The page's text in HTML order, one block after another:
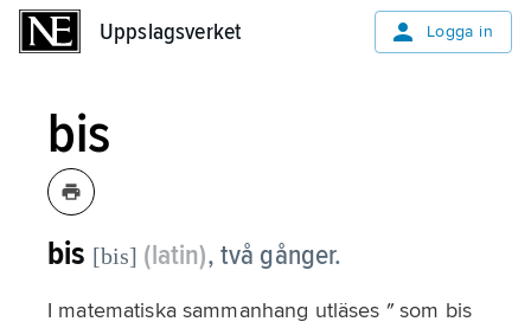
Uppslagsverket Logga in
bis
bis [bis] (latin), två gånger.
I matematiska sammanhang utläses ″ som bis